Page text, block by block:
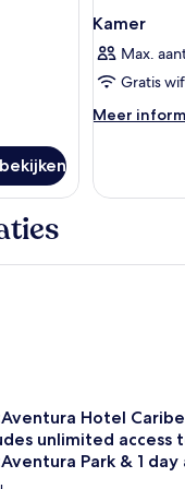
Kamer
Max.
Gratis
Meer
Meer
Hotel
unlimited access
Park & 1 day
Land
Hotel Caribe -